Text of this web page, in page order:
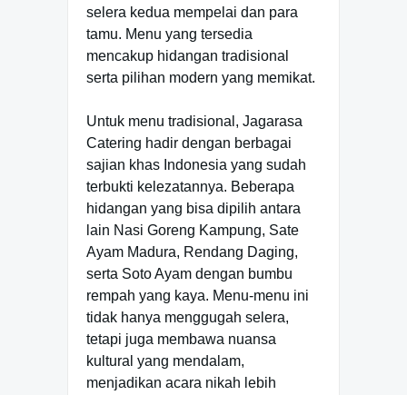
selera kedua mempelai dan para
tamu. Menu yang tersedia
mencakup hidangan tradisional
serta pilihan modern yang memikat.
Untuk menu tradisional, Jagarasa
Catering hadir dengan berbagai
sajian khas Indonesia yang sudah
terbukti kelezatannya. Beberapa
hidangan yang bisa dipilih antara
lain Nasi Goreng Kampung, Sate
Ayam Madura, Rendang Daging,
serta Soto Ayam dengan bumbu
rempah yang kaya. Menu-menu ini
tidak hanya menggugah selera,
tetapi juga membawa nuansa
kultural yang mendalam,
menjadikan acara nikah lebih